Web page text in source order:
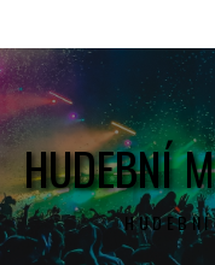
HUDEBNÍ